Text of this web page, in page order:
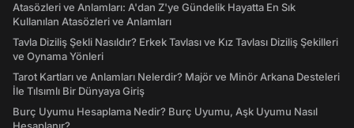
Atasözleri ve Anlamları: A'dan Z'ye Gündelik Hayatta En Sık
Kullanılan Atasözleri ve Anlamları
Tavla Diziliş Şekli Nasıldır? Erkek Tavlası ve Kız Tavlası Diziliş Şekilleri
ve Oynama Yönleri
Tarot Kartları ve Anlamları Nelerdir? Majör ve Minör Arkana Desteleri
İle Tılsımlı Bir Dünyaya Giriş
Burç Uyumu Hesaplama Nedir? Burç Uyumu, Aşk Uyumu Nasıl